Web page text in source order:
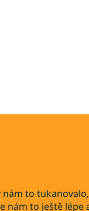
to
nám to ještě lépe